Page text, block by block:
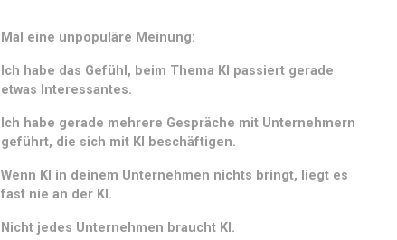
Mal eine unpopuläre Meinung:
Ich habe das Gefühl, beim Thema KI passiert gerade
etwas Interessantes.
Ich habe gerade mehrere Gespräche mit Unternehmern
geführt, die sich mit KI beschäftigen.
Wenn KI in deinem Unternehmen nichts bringt, liegt es
fast nie an der KI.
Nicht jedes Unternehmen braucht KI.